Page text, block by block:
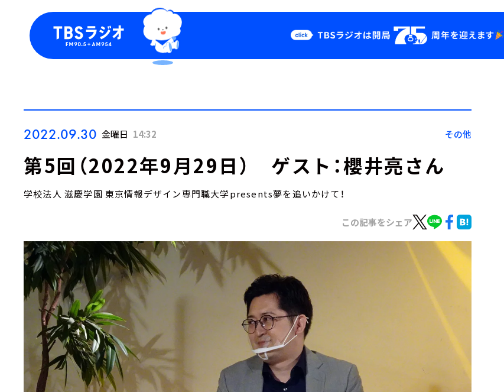
Podcast
YouTube
2022.09.30 金曜日 14:32 その他
第5回（2022年9月29日） ゲスト：櫻井亮さん
学校法人 滋慶学園 東京情報デザイン専門職大学presents夢を追いかけて！
この記事をシェア